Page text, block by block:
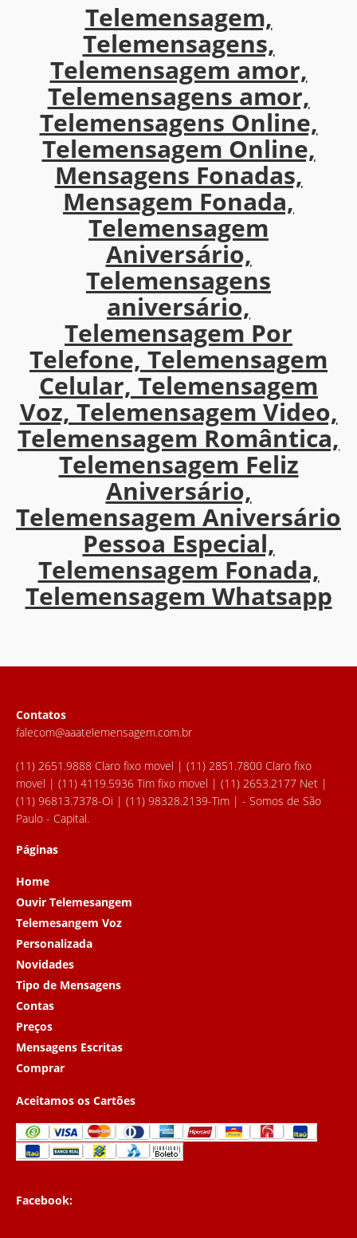
Telemensagem,
Telemensagens,
Telemensagem amor,
Telemensagens amor,
Telemensagens Online,
Telemensagem Online,
Mensagens Fonadas,
Mensagem Fonada,
Telemensagem
Aniversário,
Telemensagens
aniversário,
Telemensagem Por
Telefone, Telemensagem
Celular, Telemensagem
Voz, Telemensagem Video,
Telemensagem Romântica,
Telemensagem Feliz
Aniversário,
Telemensagem Aniversário
Pessoa Especial,
Telemensagem Fonada,
Telemensagem Whatsapp
Contatos
falecom@aaatelemensagem.com.br
(11) 2651.9888 Claro fixo movel | (11) 2851.7800 Claro fixo
movel | (11) 4119.5936 Tim fixo movel | (11) 2653.2177 Net |
(11) 96813.7378-Oi | (11) 98328.2139-Tim | - Somos de São
Paulo - Capital.
Páginas
Home
Ouvir Telemesangem
Telemesangem Voz
Personalizada
Novidades
Tipo de Mensagens
Contas
Preços
Mensagens Escritas
Comprar
Aceitamos os Cartões
Facebook: